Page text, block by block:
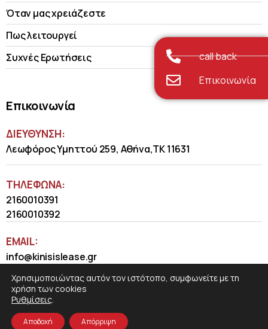
Όταν μας χρειάζεστε
Πως λειτουργεί
Συχνές Ερωτήσεις
Επικοινωνία
ΔΙΕΥΘΥΝΣΗ:
Λεωφόρος Υμηττού 259, Αθήνα,ΤΚ 11631
ΤΗΛΈΦΩΝΑ:
2160010391
2160010392
EMAIL:
info@kinisislease.gr
call back
Επικοινωνία
Χρησιμοποιώντας αυτόν τον ιστότοπο, συμφωνείτε με τη
χρήση των cookies
Ρυθμίσεις.
Αποδοχή Απόρριψη